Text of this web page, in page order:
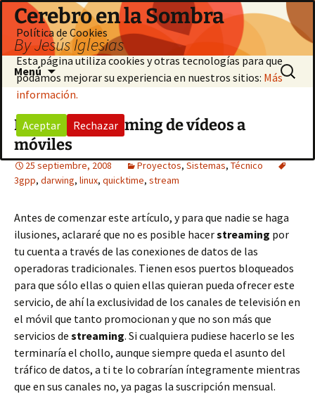
Saltar
contenido
Cerebro en la Sombra
By Jesús Iglesias
Menú Buscar:
Haciendo streaming de vídeos a
móviles
25 septiembre, 2008 Proyectos, Sistemas, Técnico
3gpp, darwing, linux, quicktime, stream
Antes de comenzar este artículo, y para que nadie se haga
ilusiones, aclararé que no es posible hacerstreaming por
tu cuenta a través de las conexiones de datos de las
operadoras tradicionales. Tienen esos puertos bloqueados
para que sólo ellas o quien ellas quieran pueda ofrecer este
servicio, de ahí la exclusividad de los canales de televisión en
el móvil que tanto promocionan y que no son más que
servicios de streaming. Si cualquiera pudiese hacerlo se les
terminaría el chollo, aunque siempre queda el asunto del
tráfico de datos, a ti te lo cobrarían íntegramente mientras
que en sus canales no, ya pagas la suscripción mensual.
Política de Cookies
Esta página utiliza cookies y otras tecnologías para que
podamos mejorar su experiencia en nuestros sitios: Más
información.
Aceptar Rechazar